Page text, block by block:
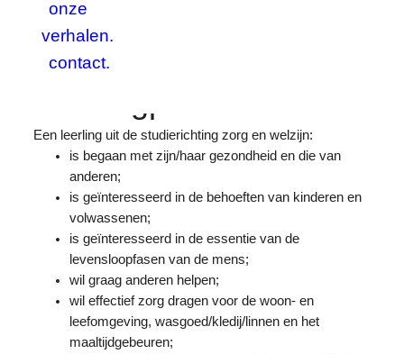
onze
verhalen.
contact.
Zorg en welzijn wordt als domeingebonden studierichting
aangeboden in de 2e graad. De basisvorming is dezelfde
arbeidsmarktgerichte finaliteit.
Een leerling uit de studierichting zorg en welzijn:
is begaan met zijn/haar gezondheid en die van
anderen;
is geïnteresseerd in de behoeften van kinderen en
volwassenen;
is geïnteresseerd in de essentie van de
levensloopfasen van de mens;
wil graag anderen helpen;
wil effectief zorg dragen voor de woon- en
leefomgeving, wasgoed/kledij/linnen en het
maaltijdgebeuren;